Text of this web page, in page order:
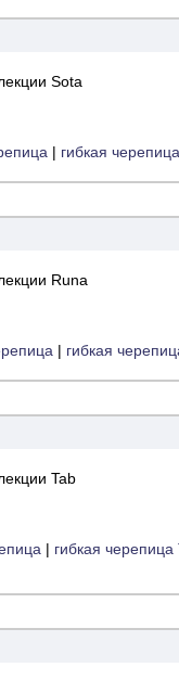
Sota
| гибкая
Runa
| гибкая
Tab
| гибкая черепица